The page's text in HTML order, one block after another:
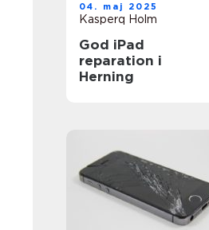
04. maj 2025
Kasperq Holm
God iPad
reparation i
Herning